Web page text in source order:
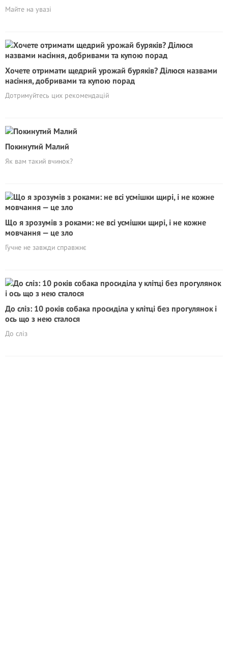
Майте на увазі
Хочете отримати щедрий урожай буряків? Ділюся назвами
насіння, добривами та купою порад
Дотримуйтесь цих рекомендацій
Покинутий Малий
Як вам такий вчинок?
Що я зрозумів з роками: не всі усмішки щирі, і не кожне
мовчання — це зло
Гучне не завжди справжнє
До сліз: 10 років собака просиділа у клітці без прогулянок і
ось що з нею сталося
До сліз